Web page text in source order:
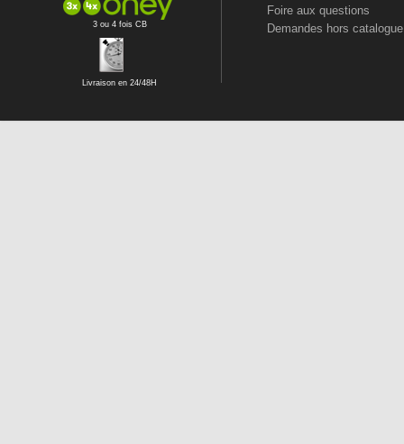
3 ou 4 fois CB
Livraison en 24/48H
Foire aux questions
Demandes hors catalogue